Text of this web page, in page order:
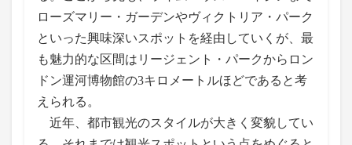
ローズマリー・ガーデンやヴィクトリア・パーク
といった興味深いスポットを経由していくが、最
も魅力的な区間はリージェント・パークからロン
ドン運河博物館の3キロメートルほどであると考
えられる。
近年、都市観光のスタイルが大きく変貌してい